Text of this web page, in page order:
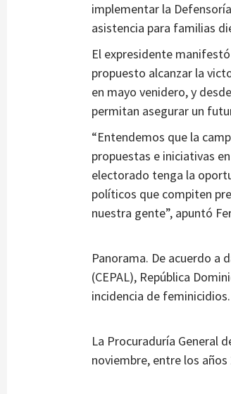
implementar la
asistencia para familias
El expresidente
propuesto alcanzar la
en mayo venidero, y
permitan asegurar un
“Entendemos que la
propuestas e iniciativas
electorado tenga la
políticos que compiten
nuestra gente”, apuntó
Panorama. De acuerdo a
(CEPAL), República
incidencia de feminicidios.
La Procuraduría General
noviembre, entre los